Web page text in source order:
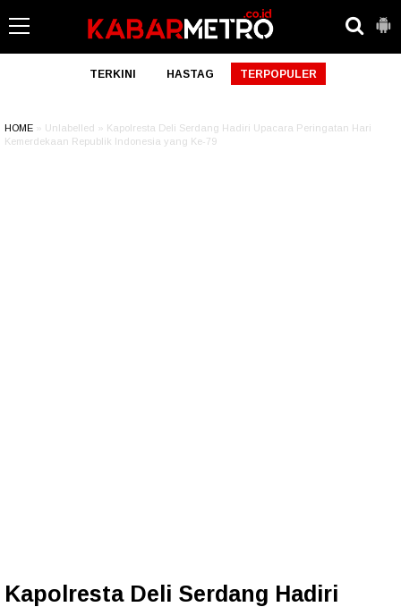
TERKINI HASTAG TERPOPULER
HOME » Unlabelled » Kapolresta Deli Serdang Hadiri Upacara Peringatan Hari
Kemerdekaan Republik Indonesia yang Ke-79
Kapolresta Deli Serdang Hadiri